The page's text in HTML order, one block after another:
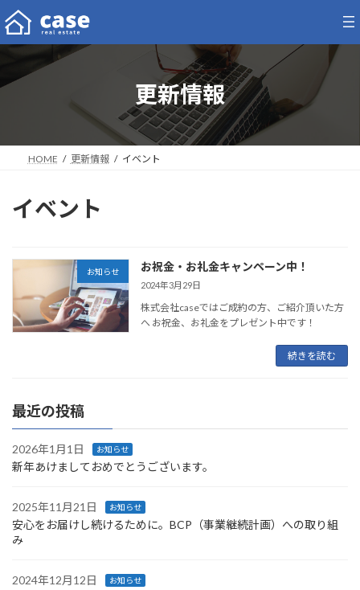
ン
へ
ビ
ョ
更新情報
HOME 更新情報 イベント
イベント
お知らせ お祝金・お礼金キャンペーン中！
2024年3月29日
株式会社caseではご成約の方、ご紹介頂いた方
へ お祝金、お礼金をプレゼント中です！
続きを読む
最近の投稿
2026年1月1日 お知らせ
新年あけましておめでとうございます。
2025年11月21日 お知らせ
安心をお届けし続けるために。BCP（事業継続計画）への取り組
み
2024年12月12日 お知らせ